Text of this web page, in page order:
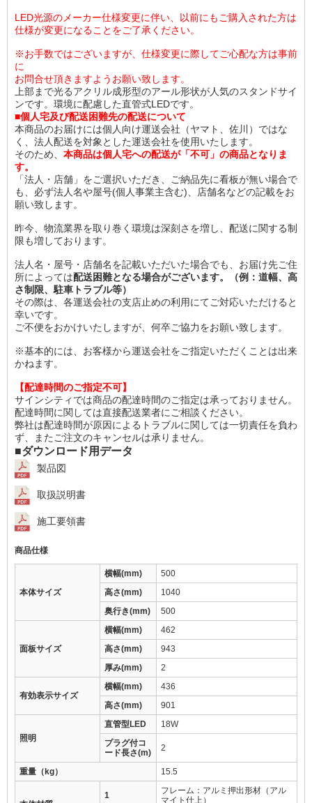
LED光源のメーカー仕様変更に伴い、以前にもご購入された方は
仕様が変更になることをご了承ください。
※お手数ではございますが、仕様変更に際してご心配な方は事前
に
お問合せ頂きますようお願い致します。
上部まで光るアクリル成形型のアール形状が人気のスタンドサイ
ンです。環境に配慮した直管式LEDです。
■個人宅及び配送困難先の配送について
本商品のお届けには個人向け運送会社（ヤマト、佐川）ではな
く、法人配送を対象とした運送会社を使用いたします。
そのため、 本商品は個人宅への配送が「不可」の商品となりま
す。
「法人・店舗」をご選択いただき、ご納品先に看板が無い場合で
も、必ず法人名や屋号(個人事業主含む)、店舗名などの記載をお
願い致します。
昨今、物流業界を取り巻く環境は深刻さを増し、配送に関する制
限も増しております。
法人名・屋号・店舗名を記載いただいた場合でも、お届け先ご住
所によっては配送困難となる場合がございます。（例：道幅、高
さ制限、駐車トラブル等）
その際は、各運送会社の支店止めの利用にてご対応いただけると
幸いです。
ご不便をおかけいたしますが、何卒ご協力をお願い致します。
※基本的には、お客様から運送会社をご指定いただくことは出来
かねます。
【配達時間のご指定不可】
サインシティでは商品の配達時間のご指定は承っておりません。
配達時間に関しては直接配送業者にご相談ください。
弊社は配達時間が原因によるトラブルに関しては一切責任を負わ
ず、またご注文のキャンセルは承りません。
■ダウンロード用データ
製品図
取扱説明書
施工要領書
商品仕様
本体サイズ
横幅(mm)
500
高さ(mm)
1040
奥行き(mm)
500
面板サイズ
横幅(mm)
462
高さ(mm)
943
厚み(mm)
2
有効表示サイズ
横幅(mm)
436
高さ(mm)
901
照明
直管型LED
18W
プラグ付コ
ード長さ(m)
2
重量（kg） 15.5
1
フレーム：アルミ押出形材（アル
マイト仕上）